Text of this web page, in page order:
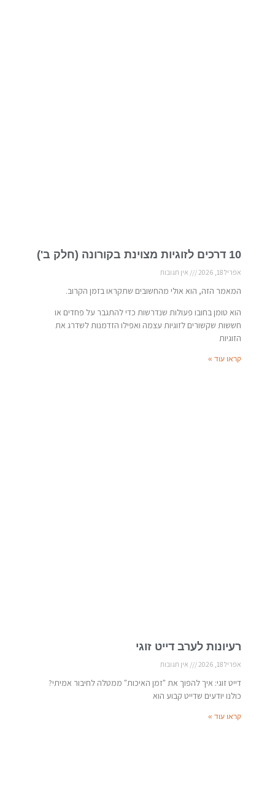
10 דרכים לזוגיות מצוינת בקורונה (חלק ב')
אפריל 18, 2026 אין תגובות
המאמר הזה, הוא אולי מהחשובים שתקראו בזמן הקרוב.
הוא טומן בחובו פעולות שנדרשות כדי להתגבר על פחדים או
חששות שקשורים לזוגיות עצמה ואפילו הזדמנות לשדרג את
הזוגיות
קראו עוד »
רעיונות לערב דייט זוגי
אפריל 18, 2026 אין תגובות
דייט זוגי: איך להפוך את "זמן האיכות" ממטלה לחיבור אמיתי?
כולנו יודעים שדייט קבוע הוא
קראו עוד »